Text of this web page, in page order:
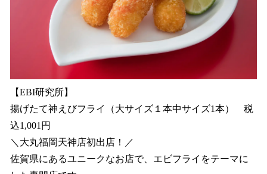
【EBI研究所】
揚げたて神えびフライ（大サイズ１本中サイズ1本） 税
込1,001円
＼大丸福岡天神店初出店！／
佐賀県にあるユニークなお店で、エビフライをテーマに